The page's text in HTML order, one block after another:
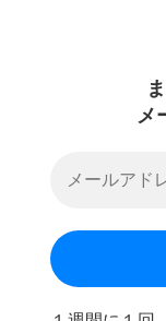
メ